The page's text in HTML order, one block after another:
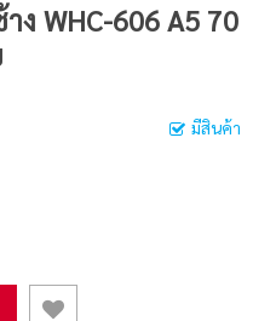
WHC-606 A5 70
มีสินค้า